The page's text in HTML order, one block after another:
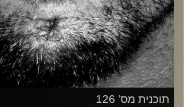
תוכנית מס' 126